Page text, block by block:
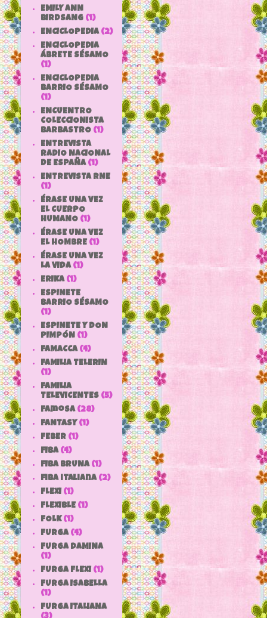
EMILY ANN
BIRDSANG (1)
ENCICLOPEDIA (2)
ENCICLOPEDIA
ÁBRETE SÉSAMO
(1)
ENCICLOPEDIA
BARRIO SÉSAMO
(1)
ENCUENTRO
COLECCIONISTA
BARBASTRO (1)
ENTREVISTA
RADIO NACIONAL
DE ESPAÑA (1)
ENTREVISTA RNE
(1)
ÉRASE UNA VEZ
EL CUERPO
HUMANO (1)
ÉRASE UNA VEZ
EL HOMBRE (1)
ÉRASE UNA VEZ
LA VIDA (1)
ERIKA (1)
ESPINETE
BARRIO SÉSAMO
(1)
ESPINETE Y DON
PIMPÓN (1)
FAMACCA (4)
FAMILIA TELERIN
(1)
FAMILIA
TELEVICENTES (5)
Famosa (28)
FANTASY (1)
FEBER (1)
FIBA (4)
FIBA BRUNA (1)
fiba italiana (2)
FLEXI (1)
FLEXIBLE (1)
FOLK (1)
FURGA (4)
FURGA DAMINA
(1)
FURGA FLEXI (1)
FURGA ISABELLA
(1)
FURGA ITALIANA